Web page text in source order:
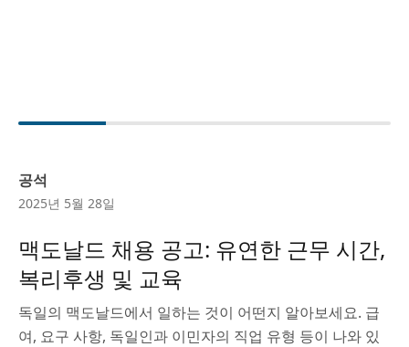
공석
2025년 5월 28일
맥도날드 채용 공고: 유연한 근무 시간,
복리후생 및 교육
독일의 맥도날드에서 일하는 것이 어떤지 알아보세요. 급
여, 요구 사항, 독일인과 이민자의 직업 유형 등이 나와 있